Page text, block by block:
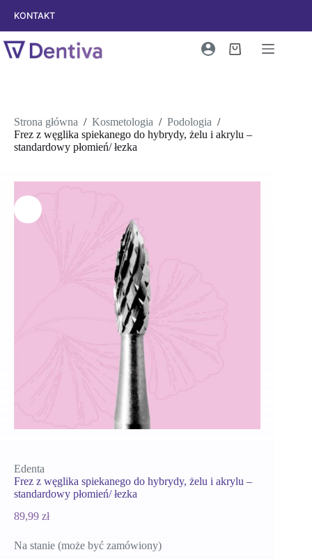
treści
KONTAKT
Koszyk
Strona główna / Kosmetologia / Podologia /
Frez z węglika spiekanego do hybrydy, żelu i akrylu –
standardowy płomień/ łezka
Edenta
Frez z węglika spiekanego do hybrydy, żelu i akrylu –
standardowy płomień/ łezka
89,99 zł
Na stanie (może być zamówiony)